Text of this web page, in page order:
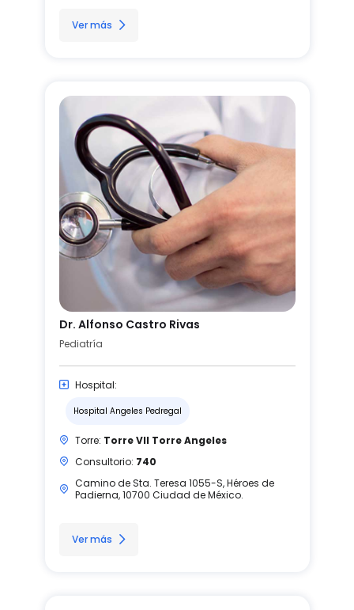
Ver más
Dr. Alfonso Castro Rivas
Pediatría
Hospital:
Hospital Angeles Pedregal
Torre: Torre VII Torre Angeles
Consultorio: 740
Camino de Sta. Teresa 1055-S, Héroes de
Padierna, 10700 Ciudad de México.
Ver más